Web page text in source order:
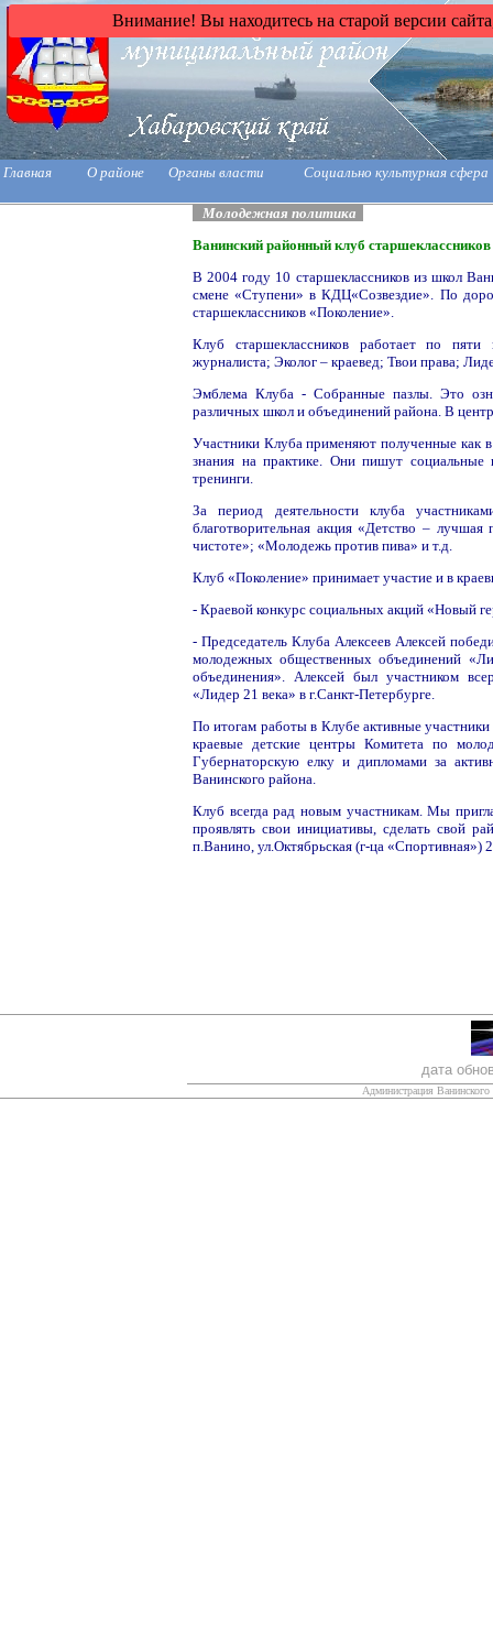
Внимание! Вы находитесь на старой версии
Главная О районе Органы власти Социально культурная сфера
Молодежная политика
Ванинский районный клуб
В 2004 году 10 старшеклассников из школ
смене «Ступени» в КДЦ«Созвездие». По
старшеклассников «Поколение».
Клуб старшеклассников работает по
журналиста; Эколог – краевед; Твои права;
Эмблема Клуба - Собранные пазлы. Это
различных школ и объединений района. В
Участники Клуба применяют полученные как
знания на практике. Они пишут
тренинги.
За период деятельности клуба
благотворительная акция «Детство –
чистоте»; «Молодежь против пива» и т.д.
Клуб «Поколение» принимает участие и в
- Краевой конкурс социальных акций «Новый
- Председатель Клуба Алексеев Алексей
молодежных общественных объединений
объединения». Алексей был участником
«Лидер 21 века» в г.Санкт-Петербурге.
По итогам работы в Клубе активные
краевые детские центры Комитета по
Губернаторскую елку и дипломами за
Ванинского района.
Клуб всегда рад новым участникам. Мы
проявлять свои инициативы, сделать свой
п.Ванино, ул.Октябрьская (г-ца «Спортивная»)
дата
Администрация